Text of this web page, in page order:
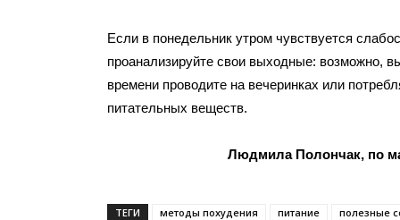
Если в понедельник утром чувствуется
проанализируйте свои выходные: возможно,
времени проводите на вечеринках или
питательных веществ.
Людмила Полончак, по
ТЕГИ методы похудения питание полезные